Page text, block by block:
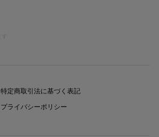
特定商取引法に基づく表記
プライバシーポリシー